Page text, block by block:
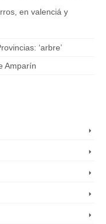
en valenciá y
‘arbre’
Amparín